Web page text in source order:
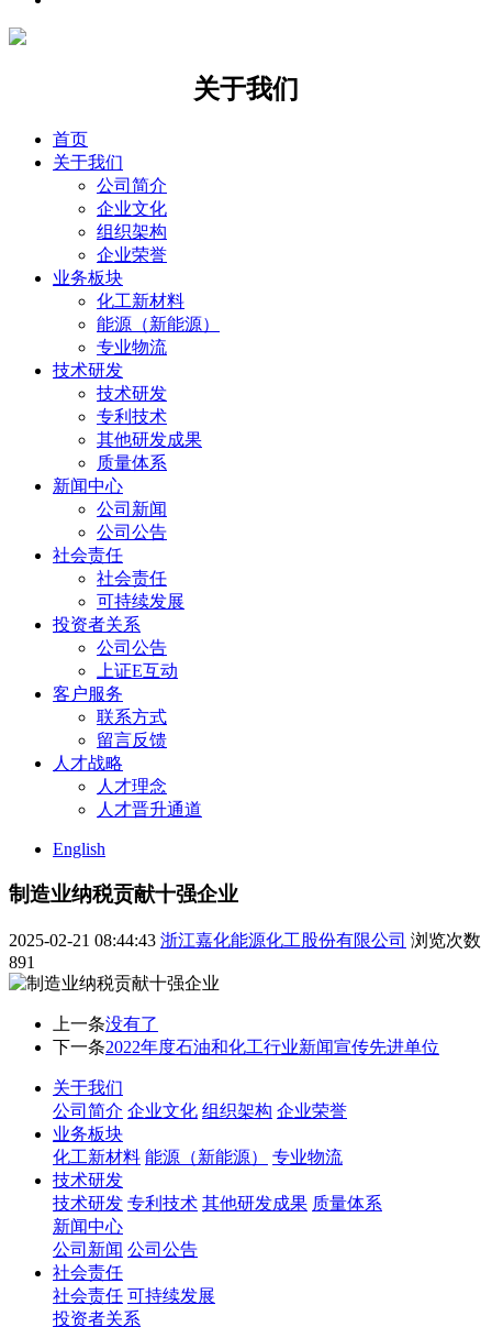
关于我们
首页
关于我们
公司简介
企业文化
组织架构
企业荣誉
业务板块
化工新材料
能源（新能源）
专业物流
技术研发
技术研发
专利技术
其他研发成果
质量体系
新闻中心
公司新闻
公司公告
社会责任
社会责任
可持续发展
投资者关系
公司公告
上证E互动
客户服务
联系方式
留言反馈
人才战略
人才理念
人才晋升通道
English
制造业纳税贡献十强企业
2025-02-21 08:44:43 浙江嘉化能源化工股份有限公司 浏览次数
891
上一条没有了
下一条2022年度石油和化工行业新闻宣传先进单位
关于我们
公司简介 企业文化 组织架构 企业荣誉
业务板块
化工新材料 能源（新能源）
专业物流
技术研发
技术研发 专利技术 其他研发成果 质量体系
新闻中心
公司新闻 公司公告
社会责任
社会责任 可持续发展
投资者关系